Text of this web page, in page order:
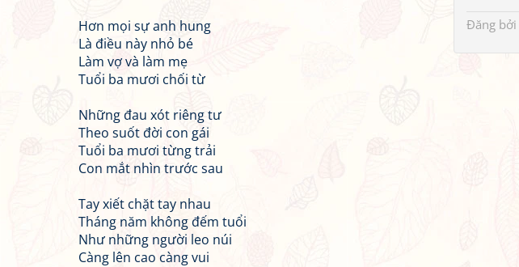
Đăng bởi
Hơn mọi sự anh hung
Là điều này nhỏ bé
Làm vợ và làm mẹ
Tuổi ba mươi chối từ
Những đau xót riêng tư
Theo suốt đời con gái
Tuổi ba mươi từng trải
Con mắt nhìn trước sau
Tay xiết chặt tay nhau
Tháng năm không đếm tuổi
Như những người leo núi
Càng lên cao càng vui